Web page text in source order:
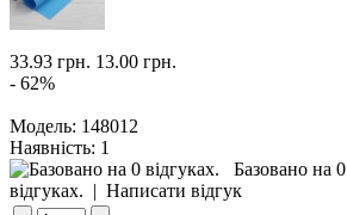
33.93 грн. 13.00 грн.
- 62%
Модель: 148012
Наявність: 1
Базовано на 0
відгуках. | Написати відгук